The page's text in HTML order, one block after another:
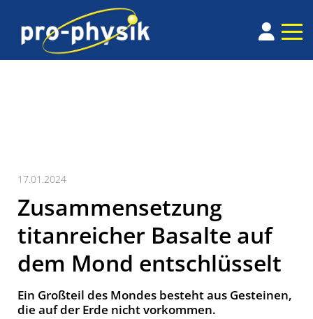
17.01.2024
Zusammensetzung
titanreicher Basalte auf
dem Mond entschlüsselt
Ein Großteil des Mondes besteht aus Gesteinen,
die auf der Erde nicht vorkommen.